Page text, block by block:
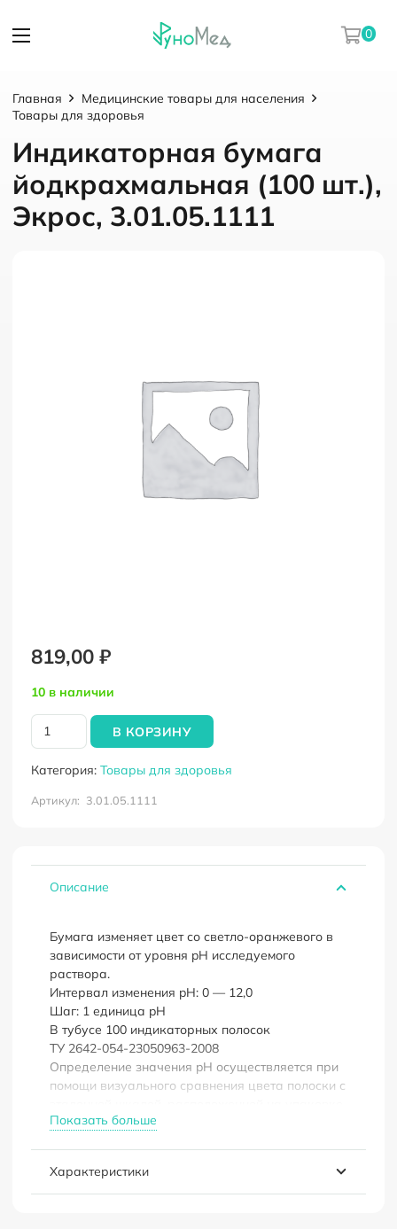
0
Главная
Медицинские товары для населения
Товары для здоровья
Индикаторная бумага
йодкрахмальная (100 шт.),
Экрос, 3.01.05.1111
819,00 ₽
10 в наличии
Количество
товара
бумага
йодкрахмальная
3.01.05.1111
В КОРЗИНУ
Категория: Товары для здоровья
Артикул: 3.01.05.1111
Описание
Бумага изменяет цвет со светло-оранжевого в
зависимости от уровня pH исследуемого
раствора.
Интервал изменения pH: 0 — 12,0
Шаг: 1 единица pH
В тубусе 100 индикаторных полосок
ТУ 2642-054-23050963-2008
Определение значения pH осуществляется при
помощи визуального сравнения цвета полоски с
с индикаторной бумагой.
Цветная шкала на этикетке тщательно
откалибрована в соответствии с цветами
нанесенных на полоски индикаторов.
Показать больше
Характеристики